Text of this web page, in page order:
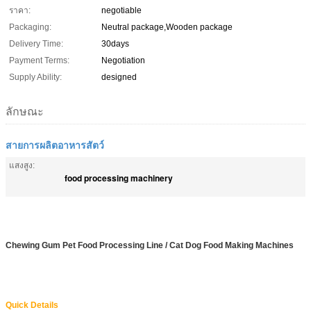
ราคา:
negotiable
Packaging:
Neutral package,Wooden package
Delivery Time:
30days
Payment Terms:
Negotiation
Supply Ability:
designed
ลักษณะ
สายการผลิตอาหารสัตว์
แสงสูง:
food processing machinery
Chewing Gum Pet Food Processing Line / Cat Dog Food Making Machines
Quick Details